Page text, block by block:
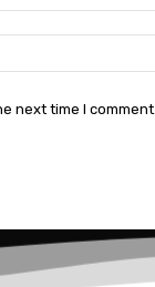
next time I comment.